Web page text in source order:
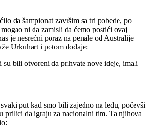
da šampionat završim sa tri pobede, po
ni da zamisli da ćemo postići ovaj
je nesrećni poraz na penale od Australije
Urkuhart i potom dodaje:
su bili otvoreni da prihvate nove ideje, imali
put kad smo bili zajedno na ledu, počevši
prilici da igraju za nacionalni tim. Ta njihova